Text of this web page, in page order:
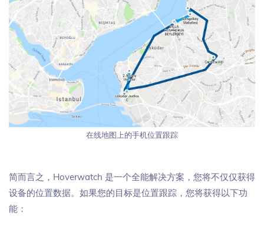
在线地图上的手机位置跟踪
简而言之，Hoverwatch 是一个全能解决方案，您将不仅仅获得
设备的位置数据。如果您的目标是位置跟踪，您将获得以下功
能：